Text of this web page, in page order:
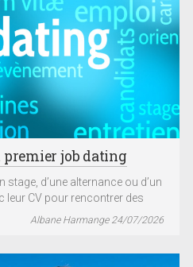
premier job dating
stage, d’une alternance ou d’un
leur CV pour rencontrer des
Albane Harmange 24/07/2026